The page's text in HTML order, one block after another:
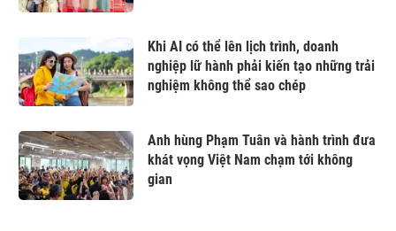
Khi AI có thể lên lịch trình, doanh
nghiệp lữ hành phải kiến tạo những trải
nghiệm không thể sao chép
Anh hùng Phạm Tuân và hành trình đưa
khát vọng Việt Nam chạm tới không
gian